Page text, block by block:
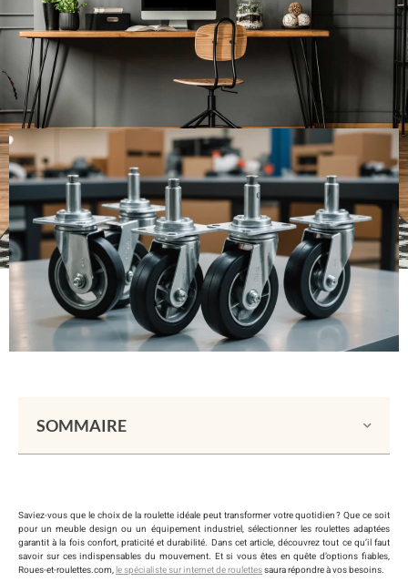
SOMMAIRE
Saviez-vous que le choix de la roulette idéale peut transformer votre quotidien ? Que ce soit
pour un meuble design ou un équipement industriel, sélectionner les roulettes adaptées
garantit à la fois confort, praticité et durabilité. Dans cet article, découvrez tout ce qu’il faut
savoir sur ces indispensables du mouvement. Et si vous êtes en quête d’options fiables,
Roues-et-roulettes.com,le spécialiste sur internet de roulettessaura répondre à vos besoins.